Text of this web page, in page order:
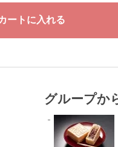
グループか